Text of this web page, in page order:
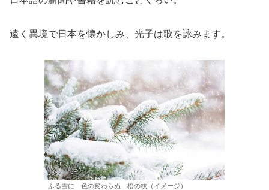
遠く異境で日本を懐かしみ、光子は歌を詠みます。
ふる雪に 色の変わらぬ 松の枝（イメージ）